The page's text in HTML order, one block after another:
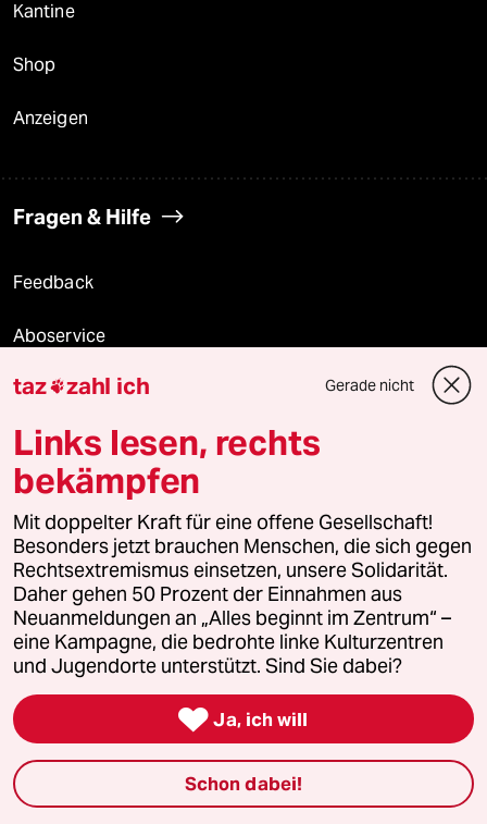
Kantine
Shop
Anzeigen
Fragen & Hilfe
Feedback
Aboservice
ePaper Login
Downloads für Abonnierende
© 2026 taz Verlags und Vertriebs GmbH
Alle Rechte vorbehalten. Bei rechtlichen Fragen oder für Genehmigungen
wenden Sie sich bitte anlizenzen@taz.de
Feedback Redaktionsstatut Kommune-Richtlinien KI-
Leitlinie Informant Datenschutz Impressum AGB
taz zahl ich Gerade nicht
Links lesen, rechts
bekämpfen
Mit doppelter Kraft für eine offene Gesellschaft!
Besonders jetzt brauchen Menschen, die sich gegen
Rechtsextremismus einsetzen, unsere Solidarität.
Daher gehen 50 Prozent der Einnahmen aus
Neuanmeldungen an „Alles beginnt im Zentrum“ –
eine Kampagne, die bedrohte linke Kulturzentren
und Jugendorte unterstützt. Sind Sie dabei?
 Ja, ich will
Schon dabei!